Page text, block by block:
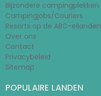
Bijzondere campingplekken
Campingjobs/Couriers
Resorts op de ABC-eilanden
Over ons
Contact
Privacybeleid
Sitemap
POPULAIRE LANDEN